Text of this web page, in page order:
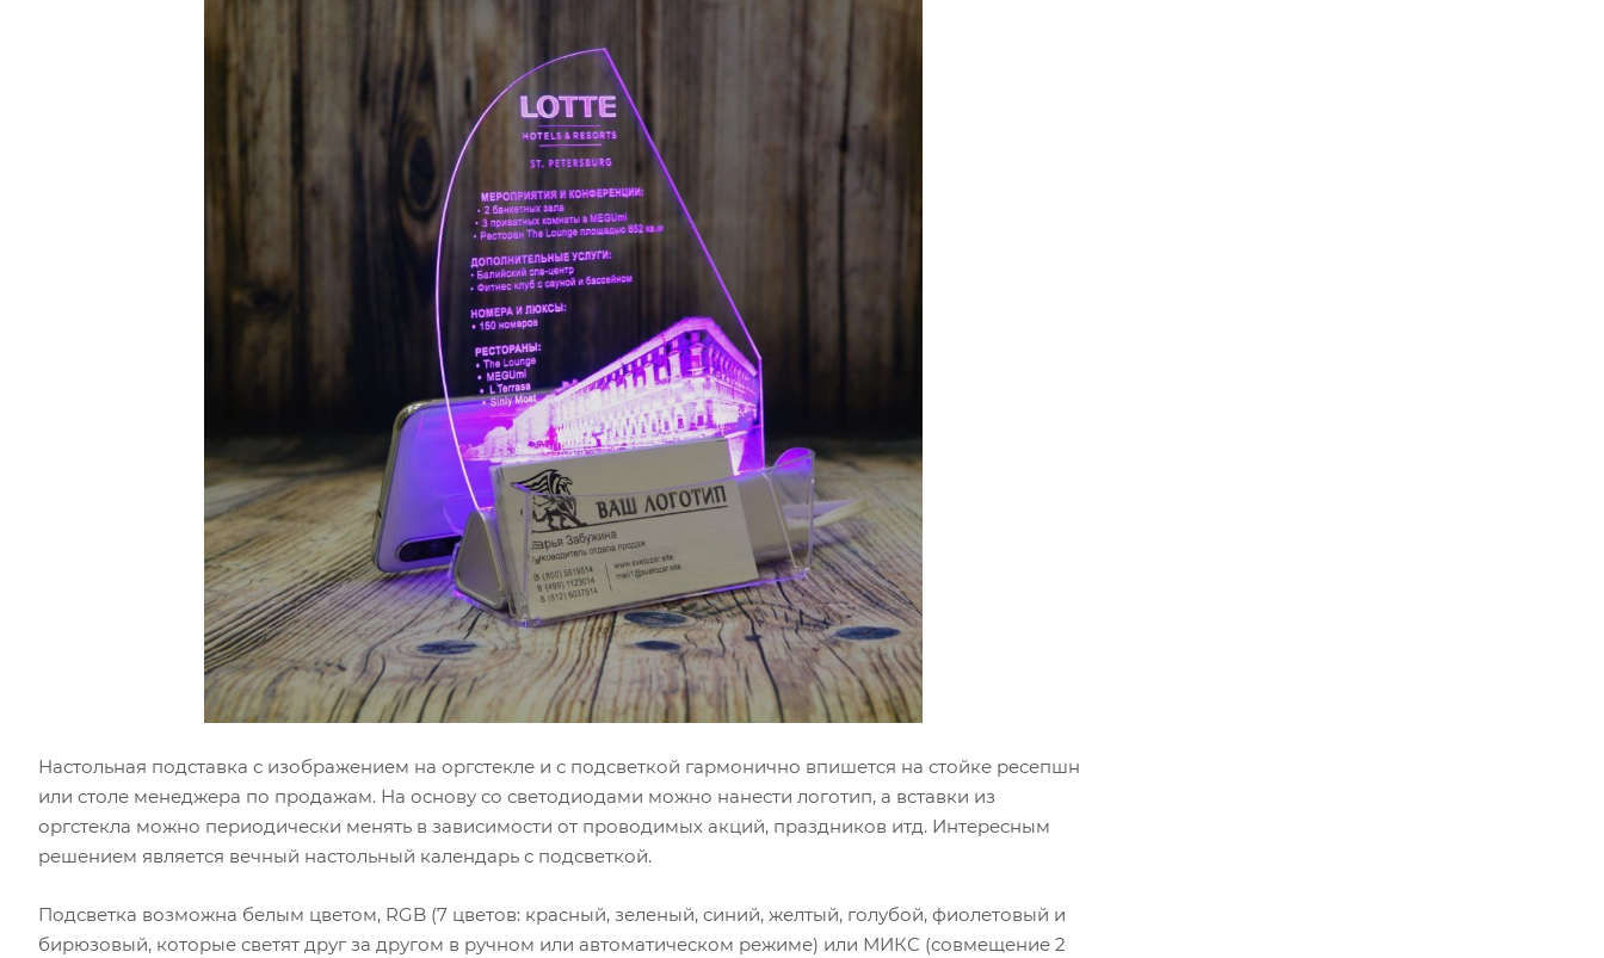
Настольная подставка с изображением на оргстекле и с подсветкой гармонично впишется на стойке ресепшн
или столе менеджера по продажам. На основу со светодиодами можно нанести логотип, а вставки из
оргстекла можно периодически менять в зависимости от проводимых акций, праздников итд. Интересным
решением является вечный настольный календарь с подсветкой.
Подсветка возможна белым цветом, RGB (7 цветов: красный, зеленый, синий, желтый, голубой, фиолетовый и
бирюзовый, которые светят друг за другом в ручном или автоматическом режиме) или МИКС (совмещение 2